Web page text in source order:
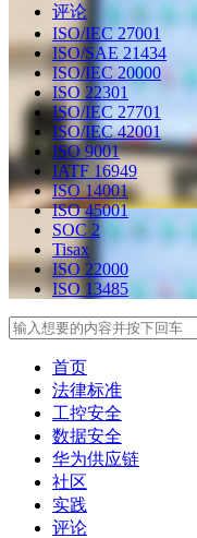
评论
ISO/IEC 27001
ISO/SAE 21434
ISO/IEC 20000
ISO 22301
ISO/IEC 27701
ISO/IEC 42001
ISO 9001
IATF 16949
ISO 14001
ISO 45001
SOC 2
Tisax
ISO 22000
ISO 13485
首页
法律标准
工控安全
数据安全
华为供应链
社区
实践
评论